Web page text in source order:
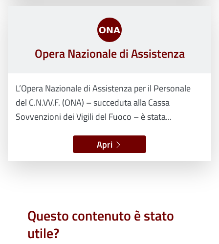
Opera Nazionale di Assistenza
L’Opera Nazionale di Assistenza per il Personale
del C.N.VV.F. (ONA) – succeduta alla Cassa
Sovvenzioni dei Vigili del Fuoco – è stata...
Apri
Questo contenuto è stato
utile?